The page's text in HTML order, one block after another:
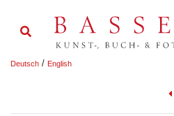
Deutsch / English